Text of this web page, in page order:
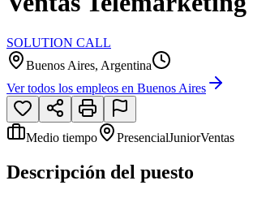
SOLUTION CALL
Buenos Aires, Argentina
Ver todos los empleos en Buenos Aires
Medio tiempo PresencialJuniorVentas
Descripción del puesto